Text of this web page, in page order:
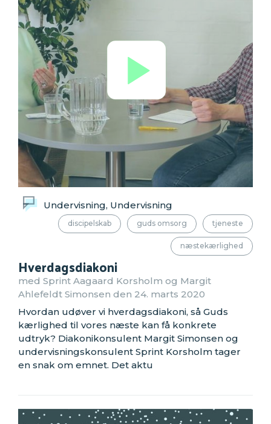
Undervisning, Undervisning
discipelskab guds omsorg tjeneste
næstekærlighed
Hverdagsdiakoni
med Sprint Aagaard Korsholm og Margit
Ahlefeldt Simonsen den 24. marts 2020
Hvordan udøver vi hverdagsdiakoni, så Guds
kærlighed til vores næste kan få konkrete
udtryk? Diakonikonsulent Margit Simonsen og
undervisningskonsulent Sprint Korsholm tager
en snak om emnet. Det aktu